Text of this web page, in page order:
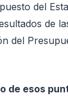
del
de
del
de esos